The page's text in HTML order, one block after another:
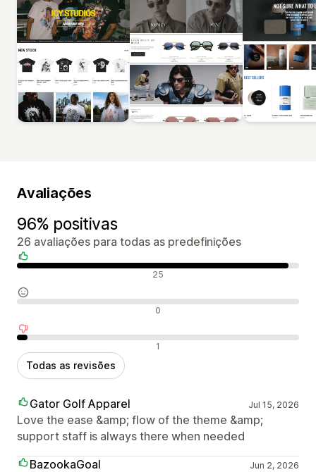
Avaliações
96% positivas
26 avaliações para todas as predefinições
Avaliações positivas 25
Avaliações neutras 0
Avaliações negativas 1
Todas as revisões
Gator Golf Apparel Jul 15, 2026
Love the ease &amp; flow of the theme &amp;
support staff is always there when needed
BazookaGoal
Jun 2, 2026